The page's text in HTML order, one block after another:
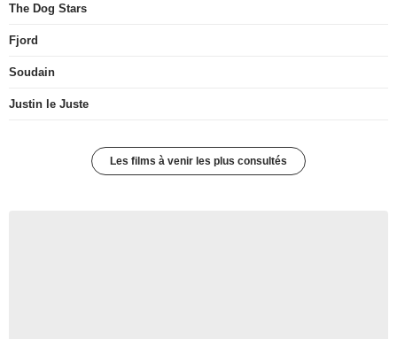
The Dog Stars
Fjord
Soudain
Justin le Juste
Les films à venir les plus consultés